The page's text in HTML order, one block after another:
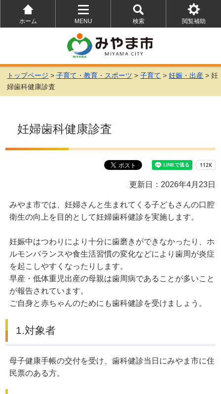
ホーム
MENU
を
開
く
検索
を
開
く
閲覧補助
を
トップページ >子育て・教育・スポーツ >子育て >妊娠・出産 > 妊
婦歯科健康診査
妊婦歯科健康診査
更新日：2026年4月23日
みやま市では、妊婦さんと生まれてくる子どもさんの口腔
衛生の向上を目的として妊婦歯科健診を実施します。
妊娠中はつわりにより十分に歯磨きができなかったり、ホ
ルモンバランスや食生活習慣の変化などにより歯周が炎症
を起こしやすくなったりします。
早産・低体重児出産の母親は歯周病であることが多いこと
が報告されています。
ご自身と赤ちゃんのためにも歯科健診を受けましょう。
1.対象者
母子健康手帳の交付を受け、歯科健診当日にみやま市に住
民票のある方。